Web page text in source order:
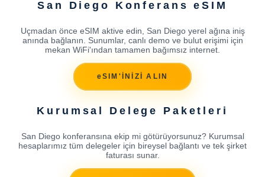
San Diego Konferans eSIM
Uçmadan önce eSIM aktive edin, San Diego yerel ağına iniş
anında bağlanın. Sunumlar, canlı demo ve bulut erişimi için
mekan WiFi'ından tamamen bağımsız internet.
eSIM'İNİZİ ALIN
Kurumsal Delege Paketleri
San Diego konferansına ekip mi götürüyorsunuz? Kurumsal
hesaplarımız tüm delegeler için bireysel bağlantı ve tek şirket
faturası sunar.